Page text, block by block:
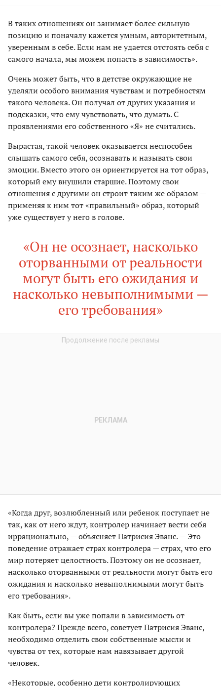
В таких отношениях он занимает более сильную
позицию и поначалу кажется умным, авторитетным,
уверенным в себе. Если нам не удается отстоять себя с
самого начала, мы можем попасть в зависимость».
Очень может быть, что в детстве окружающие не
уделяли особого внимания чувствам и потребностям
такого человека. Он получал от других указания и
подсказки, что ему чувствовать, что думать. С
проявлениями его собственного «Я» не считались.
Вырастая, такой человек оказывается неспособен
слышать самого себя, осознавать и называть свои
эмоции. Вместо этого он ориентируется на тот образ,
который ему внушили старшие. Поэтому свои
отношения с другими он строит таким же образом —
применяя к ним тот «правильный» образ, который
уже существует у него в голове.
«Он не осознает, насколько
оторванными от реальности
могут быть его ожидания и
насколько невыполнимыми —
его требования»
«Когда друг, возлюбленный или ребенок поступает не
так, как от него ждут, контролер начинает вести себя
иррационально, — объясняет Патрисия Эванс. — Это
поведение отражает страх контролера — страх, что его
мир потеряет целостность. Поэтому он не осознает,
насколько оторванными от реальности могут быть его
ожидания и насколько невыполнимыми могут быть
его требования».
Как быть, если вы уже попали в зависимость от
контролера? Прежде всего, советует Патрисия Эванс,
необходимо отделить свои собственные мысли и
чувства от тех, которые нам навязывает другой
человек.
«Некоторые, особенно дети контролирующих